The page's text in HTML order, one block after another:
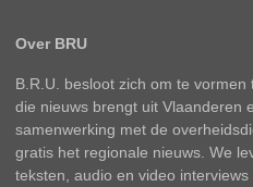
Over BRU
B.R.U. besloot zich om te
die nieuws brengt uit Vlaanderen
samenwerking met de
gratis het regionale nieuws. We
teksten, audio en video